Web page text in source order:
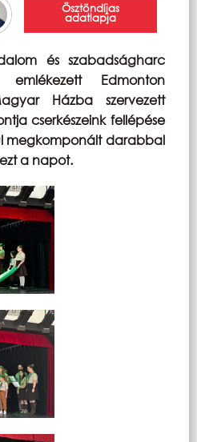
Ösztöndíjas
adatlapja
és szabadságharc
emlékezett Edmonton
Házba szervezett
cserkészeink fellépése
megkomponált darabbal
a napot.